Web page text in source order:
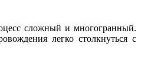
сложный и многогранный.
легко столкнуться с